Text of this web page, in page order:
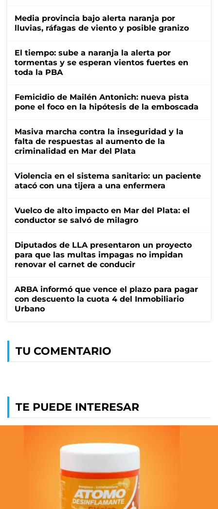
Media provincia bajo alerta naranja por
lluvias, ráfagas de viento y posible granizo
El tiempo: sube a naranja la alerta por
tormentas y se esperan vientos fuertes en
toda la PBA
Femicidio de Mailén Antonich: nueva pista
pone el foco en la hipótesis de la emboscada
Masiva marcha contra la inseguridad y la
falta de respuestas al aumento de la
criminalidad en Mar del Plata
Violencia en el sistema sanitario: un paciente
atacó con una tijera a una enfermera
Vuelco de alto impacto en Mar del Plata: el
conductor se salvó de milagro
Diputados de LLA presentaron un proyecto
para que las multas impagas no impidan
renovar el carnet de conducir
ARBA informó que vence el plazo para pagar
con descuento la cuota 4 del Inmobiliario
Urbano
TU COMENTARIO
TE PUEDE INTERESAR